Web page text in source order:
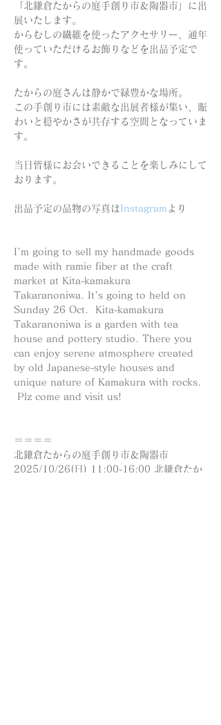
「北鎌倉たからの庭手創り市＆陶器市」に出
展いたします。
からむしの繊維を使ったアクセサリー、通年
使っていただけるお飾りなどを出品予定で
す。
たからの庭さんは静かで緑豊かな場所。
この手創り市には素敵な出展者様が集い、賑
わいと穏やかさが共存する空間となっていま
す。
当日皆様にお会いできることを楽しみにして
おります。
出品予定の品物の写真は Instagram より
I'm going to sell my handmade goods
made with ramie fiber at the craft
market at Kita-kamakura
Takaranoniwa. It's going to held on
Sunday 26 Oct.  Kita-kamakura
Takaranoniwa is a garden with tea
house and pottery studio. There you
can enjoy serene atmosphere created
by old Japanese-style houses and
unique nature of Kamakura with rocks.
Plz come and visit us!
＝＝＝＝
北鎌倉たからの庭手創り市＆陶器市
2025/10/26(日) 11:00-16:00 北鎌倉たか